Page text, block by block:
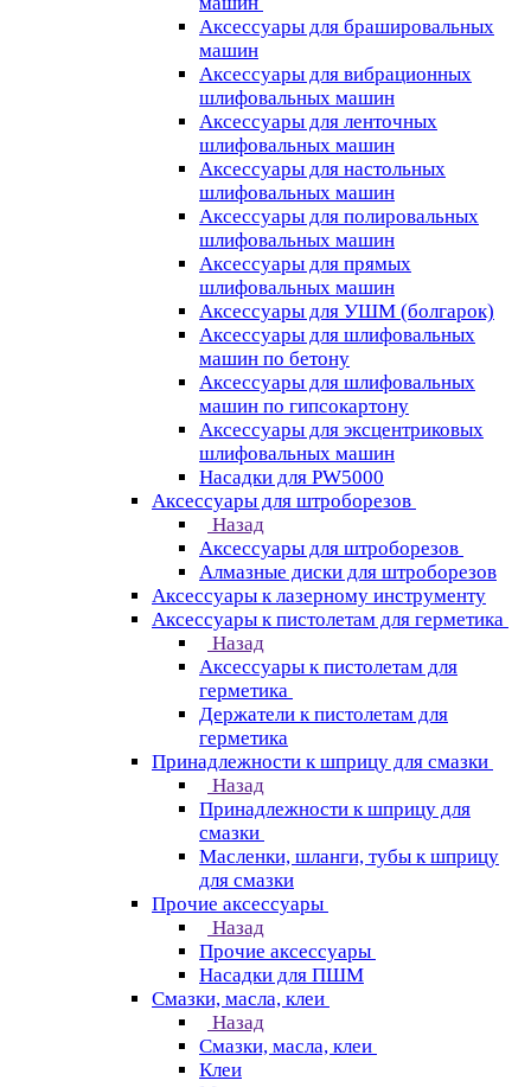
Аксессуары для брашировальных
машин
Аксессуары для вибрационных
шлифовальных машин
Аксессуары для ленточных
шлифовальных машин
Аксессуары для настольных
шлифовальных машин
Аксессуары для полировальных
шлифовальных машин
Аксессуары для прямых
шлифовальных машин
Аксессуары для УШМ (болгарок)
Аксессуары для шлифовальных
машин по бетону
Аксессуары для шлифовальных
машин по гипсокартону
Аксессуары для эксцентриковых
шлифовальных машин
Насадки для PW5000
Аксессуары для штроборезов
Назад
Аксессуары для штроборезов
Алмазные диски для штроборезов
Аксессуары к лазерному инструменту
Аксессуары к пистолетам для герметика
Назад
Аксессуары к пистолетам для
герметика
Держатели к пистолетам для
герметика
Принадлежности к шприцу для смазки
Назад
Принадлежности к шприцу для
смазки
Масленки, шланги, тубы к шприцу
для смазки
Прочие аксессуары
Назад
Прочие аксессуары
Насадки для ПШМ
Смазки, масла, клеи
Назад
Смазки, масла, клеи
Клеи